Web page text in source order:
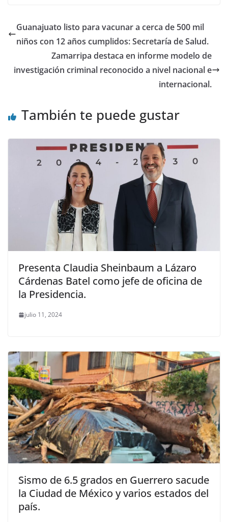
o
o
p
p
n
Guanajuato listo para vacunar a cerca de 500 mil
niños con 12 años cumplidos: Secretaría de Salud.
Zamarripa destaca en informe modelo de
investigación criminal reconocido a nivel nacional e
internacional.
También te puede gustar
Presenta Claudia Sheinbaum a Lázaro
Cárdenas Batel como jefe de oficina de
la Presidencia.
julio 11, 2024
Sismo de 6.5 grados en Guerrero sacude
la Ciudad de México y varios estados del
país.